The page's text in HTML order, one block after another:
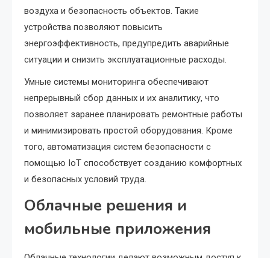
воздуха и безопасность объектов. Такие
устройства позволяют повысить
энергоэффективность, предупредить аварийные
ситуации и снизить эксплуатационные расходы.
Умные системы мониторинга обеспечивают
непрерывный сбор данных и их аналитику, что
позволяет заранее планировать ремонтные работы
и минимизировать простой оборудования. Кроме
того, автоматизация систем безопасности с
помощью IoT способствует созданию комфортных
и безопасных условий труда.
Облачные решения и
мобильные приложения